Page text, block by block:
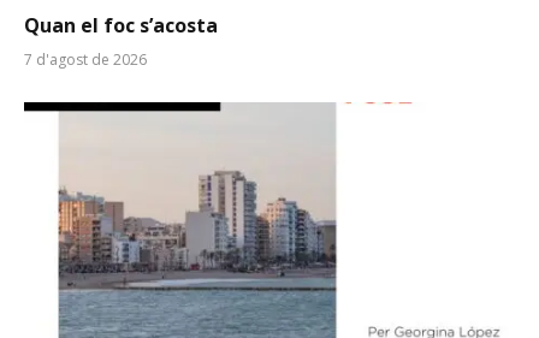
Quan el foc s’acosta
7 d'agost de 2026